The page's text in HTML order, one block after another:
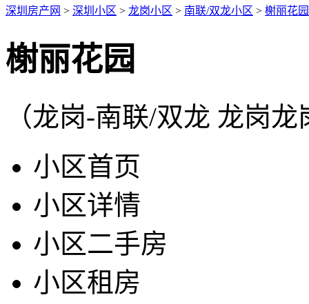
深圳房产网 > 深圳小区 > 龙岗小区 > 南联/双龙小区 > 榭丽花园
榭丽花园
（龙岗-南联/双龙 龙岗
小区首页
小区详情
小区二手房
小区租房